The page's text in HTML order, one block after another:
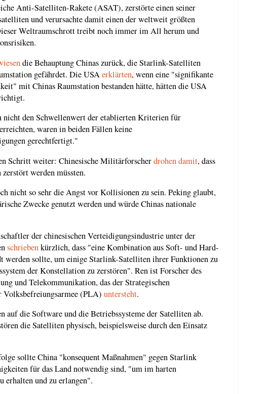
Anti-Satelliten-Rakete (ASAT), zerstörte einen seiner
und verursachte damit einen der weltweit größten
Weltraumschrott treibt noch immer im All herum und
die Behauptung Chinas zurück, die Starlink-Satelliten
gefährdet. Die USAerklärten, wenn eine "signifikante
mit Chinas Raumstation bestanden hätte, hätten die USA
den Schwellenwert der etablierten Kriterien für
waren in beiden Fällen keine
gerechtfertigt."
Schritt weiter: Chinesische Militärforscherdrohen damit, dass
werden müssten.
nicht so sehr die Angst vor Kollisionen zu sein. Peking glaubt,
Zwecke genutzt werden und würde Chinas nationale
der chinesischen Verteidigungsindustrie unter der
schriebenkürzlich, dass "eine Kombination aus Soft- und Hard-
werden sollte, um einige Starlink-Satelliten ihrer Funktionen zu
der Konstellation zu zerstören". Ren ist Forscher des
und Telekommunikation, das der Strategischen
Volksbefreiungsarmee (PLA) untersteht.
die Software und die Betriebssysteme der Satelliten ab.
die Satelliten physisch, beispielsweise durch den Einsatz
sollte China "konsequent Maßnahmen" gegen Starlink
für das Land notwendig sind, "um im harten
und zu erlangen".